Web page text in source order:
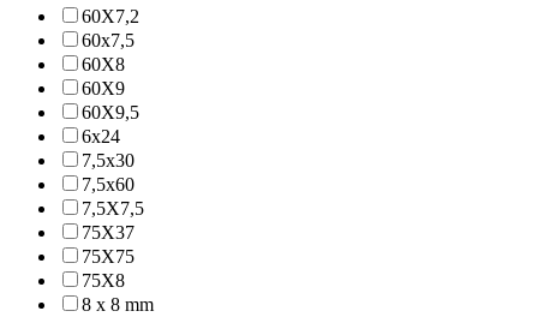
60X7,2
60x7,5
60X8
60X9
60X9,5
6x24
7,5x30
7,5x60
7,5X7,5
75X37
75X75
75X8
8 x 8 mm